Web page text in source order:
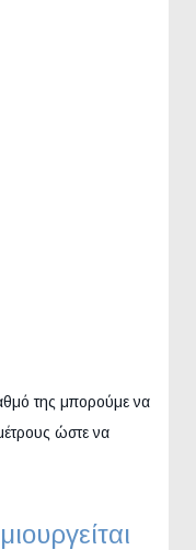
της μπορούμε να
ώστε να